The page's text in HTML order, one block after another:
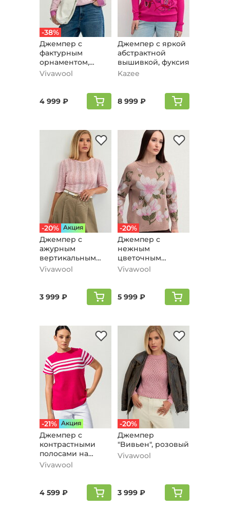
-38%
Джемпер с
фактурным
орнаментом,
розовый
Vivawool
4 999 ₽
Джемпер с яркой
абстрактной
вышивкой, фуксия
Kazee
8 999 ₽
-20% Aкция
Джемпер с
ажурным
вертикальным
рисунком,
Vivawool
3 999 ₽
-20%
Джемпер с
нежным
цветочным
орнаментом,
Vivawool
5 999 ₽
-21% Aкция
Джемпер с
контрастными
полосами на
груди, розовый
Vivawool
4 599 ₽
-20%
Джемпер
"Bивьен", розовый
Vivawool
3 999 ₽